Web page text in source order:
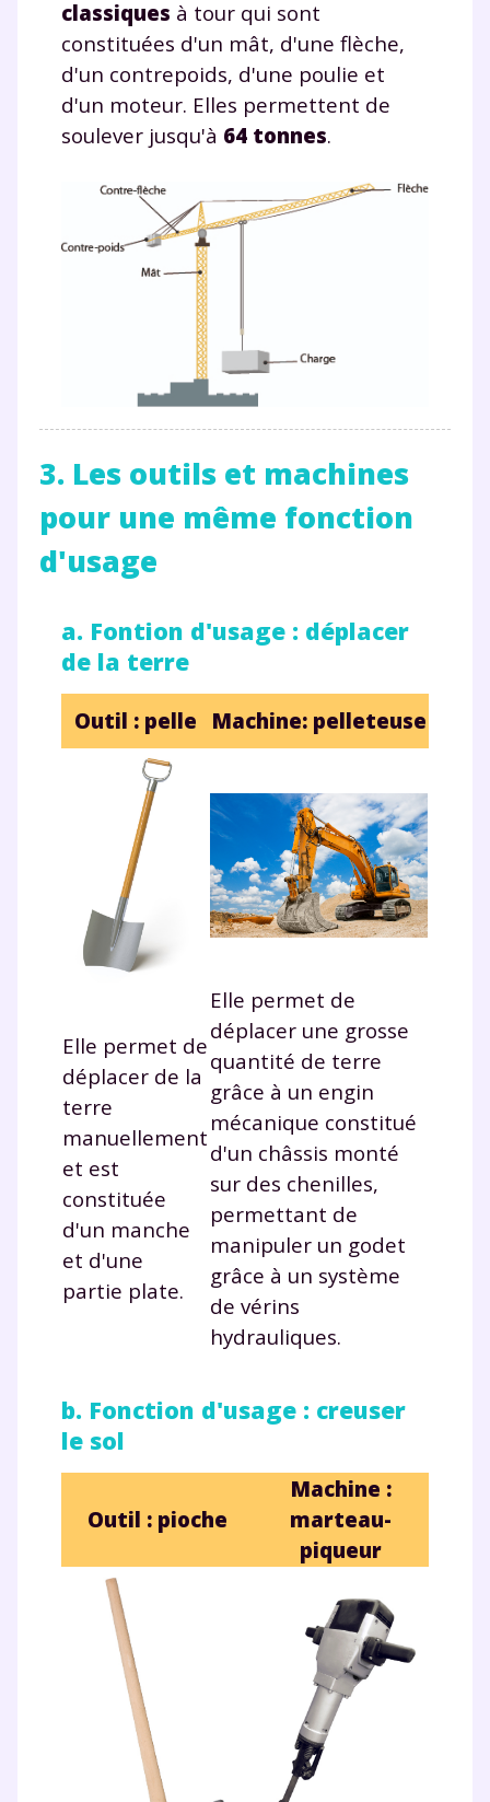
classiques à tour qui sont
constituées d'un mât, d'une flèche,
d'un contrepoids, d'une poulie et
d'un moteur. Elles permettent de
soulever jusqu'à 64 tonnes.
3. Les outils et machines
pour une même fonction
d'usage
a. Fontion d'usage : déplacer
de la terre
Outil : pelle Machine: pelleteuse
Elle permet de
déplacer de la
terre
manuellement
et est
constituée
d'un manche
et d'une
partie plate.
Elle permet de
déplacer une grosse
quantité de terre
grâce à un engin
mécanique constitué
d'un châssis monté
sur des chenilles,
permettant de
manipuler un godet
grâce à un système
de vérins
hydrauliques.
b. Fonction d'usage : creuser
le sol
Outil : pioche
Machine :
marteau-
piqueur
Envie de progresser
et de réussir votre
année scolaire ?